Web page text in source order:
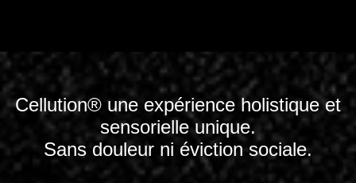
Cellution® une expérience holistique et
sensorielle unique.
Sans douleur ni éviction sociale.